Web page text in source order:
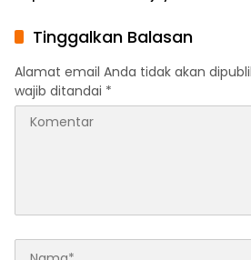
Masyarakat Jaga
Kamtibmas
Tinggalkan Balasan
Alamat email Anda tidak akan
wajib ditandai *